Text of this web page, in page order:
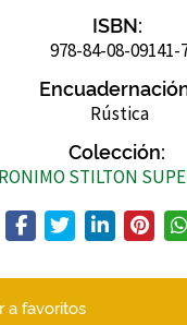
ISBN:
978-84-08-09141-
Rústica
Colección:
STILTON
a favoritos